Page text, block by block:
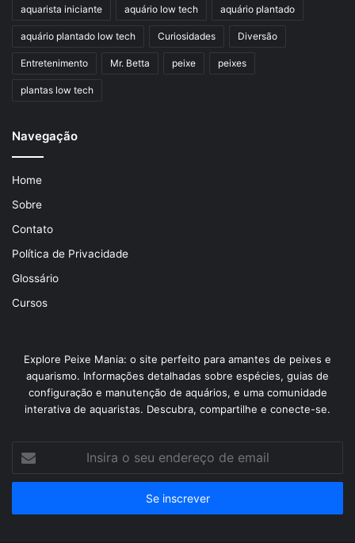
aquarista iniciante aquário low tech aquário plantado
aquário plantado low tech Curiosidades Diversão
Entretenimento Mr. Betta peixe peixes
plantas low tech
Navegação
Home
Sobre
Contato
Política de Privacidade
Glossário
Cursos
Explore Peixe Mania: o site perfeito para amantes de peixes e
aquarismo. Informações detalhadas sobre espécies, guias de
configuração e manutenção de aquários, e uma comunidade
interativa de aquaristas. Descubra, compartilhe e conecte-se.
seu
de